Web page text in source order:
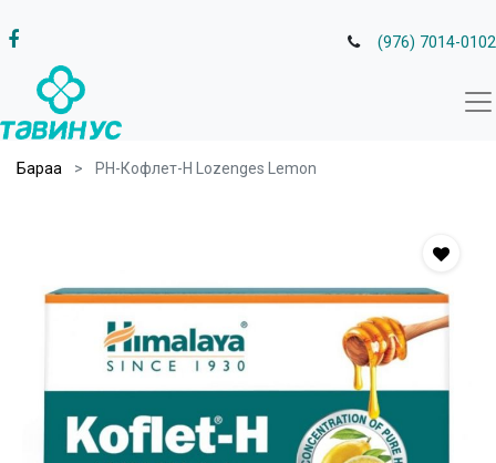
(976) 7014-0102
Бараа PH-Кофлет-Н Lozenges Lemon